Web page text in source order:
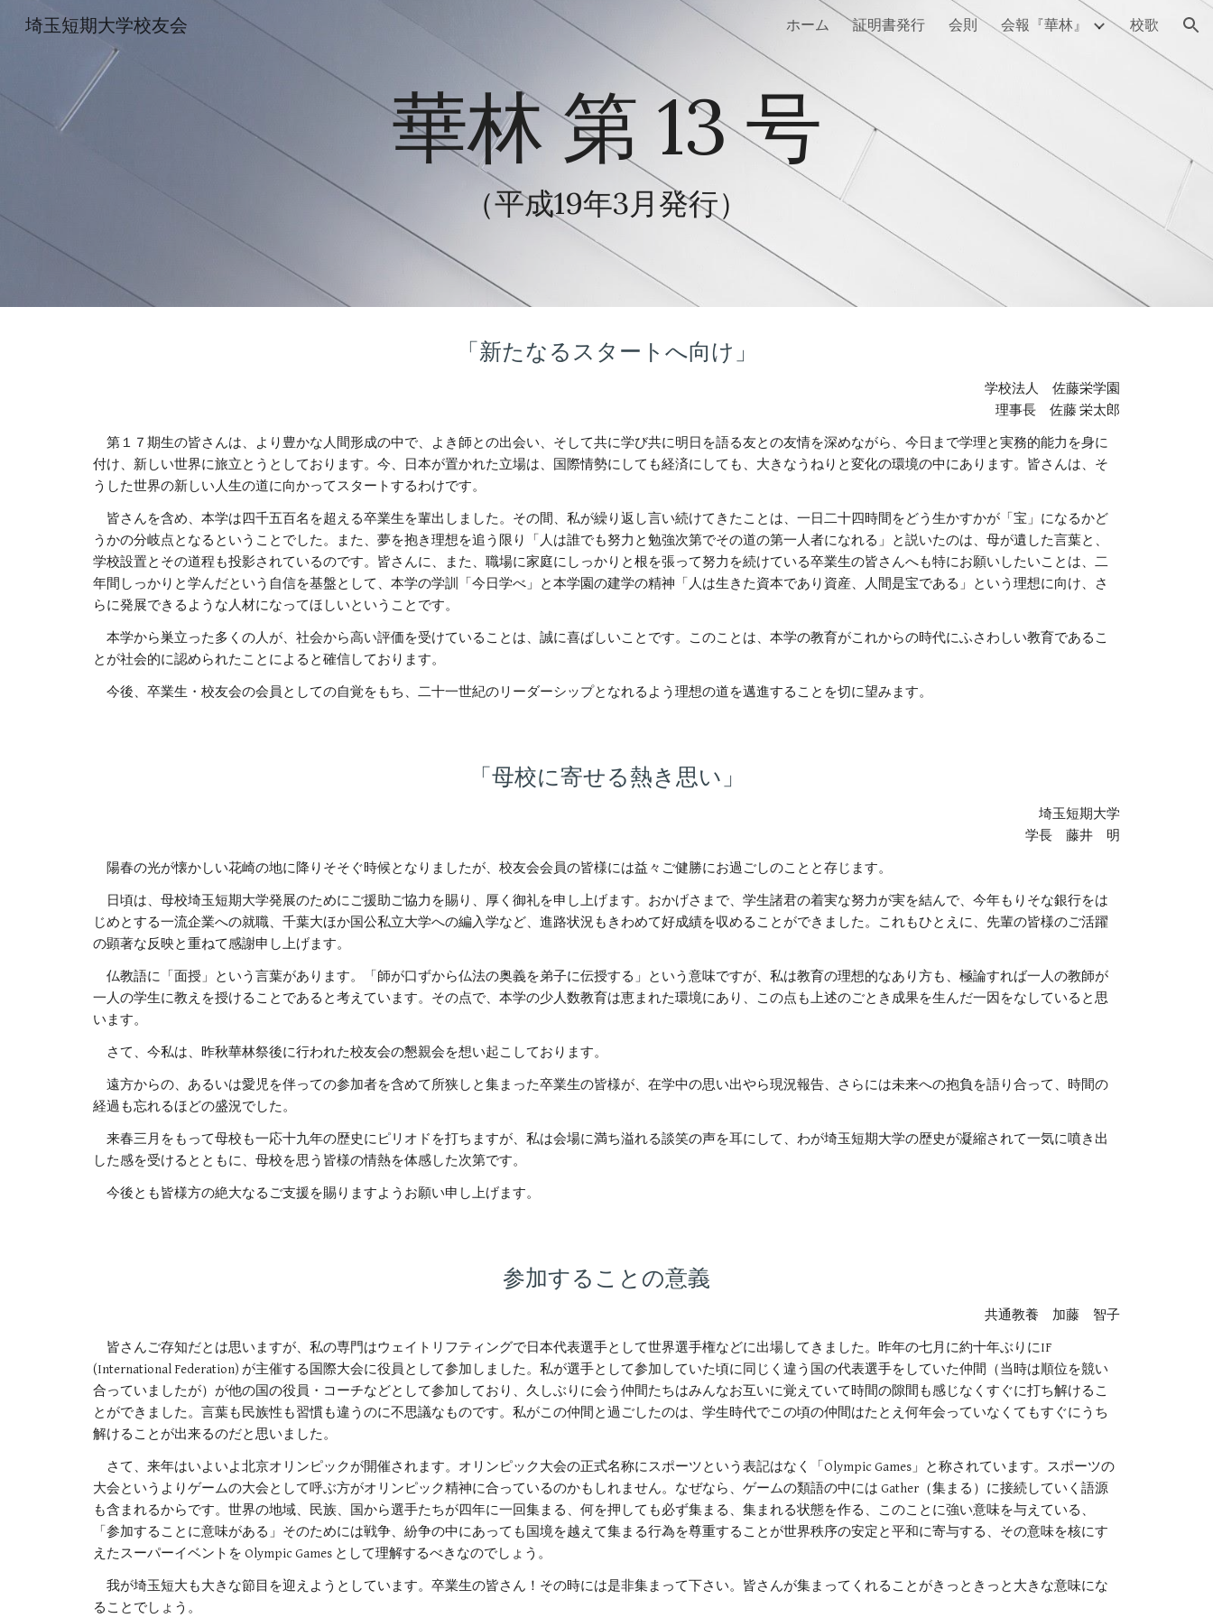
Skip to navigation
埼玉短期大学校友会 ホーム 証明書発行 会則 会報『華林』 校歌
華林 第 13 号
（平成19年3月発行）
「新たなるスタートへ向け」
学校法人　佐藤栄学園
理事長　佐藤 栄太郎
第１７期生の皆さんは、より豊かな人間形成の中で、よき師との出会い、そして共に学び共に明日を語る友との友情を深めながら、今日まで学理と実務的能力を身に
付け、新しい世界に旅立とうとしております。今、日本が置かれた立場は、国際情勢にしても経済にしても、大きなうねりと変化の環境の中にあります。皆さんは、そ
うした世界の新しい人生の道に向かってスタートするわけです。
皆さんを含め、本学は四千五百名を超える卒業生を輩出しました。その間、私が繰り返し言い続けてきたことは、一日二十四時間をどう生かすかが「宝」になるかど
うかの分岐点となるということでした。また、夢を抱き理想を追う限り「人は誰でも努力と勉強次第でその道の第一人者になれる」と説いたのは、母が遺した言葉と、
学校設置とその道程も投影されているのです。皆さんに、また、職場に家庭にしっかりと根を張って努力を続けている卒業生の皆さんへも特にお願いしたいことは、二
年間しっかりと学んだという自信を基盤として、本学の学訓「今日学べ」と本学園の建学の精神「人は生きた資本であり資産、人間是宝である」という理想に向け、さ
らに発展できるような人材になってほしいということです。
本学から巣立った多くの人が、社会から高い評価を受けていることは、誠に喜ばしいことです。このことは、本学の教育がこれからの時代にふさわしい教育であるこ
とが社会的に認められたことによると確信しております。
今後、卒業生・校友会の会員としての自覚をもち、二十一世紀のリーダーシップとなれるよう理想の道を邁進することを切に望みます。
「母校に寄せる熱き思い」
埼玉短期大学
学長　藤井　明
陽春の光が懐かしい花崎の地に降りそそぐ時候となりましたが、校友会会員の皆様には益々ご健勝にお過ごしのことと存じます。
日頃は、母校埼玉短期大学発展のためにご援助ご協力を賜り、厚く御礼を申し上げます。おかげさまで、学生諸君の着実な努力が実を結んで、今年もりそな銀行をは
じめとする一流企業への就職、千葉大ほか国公私立大学への編入学など、進路状況もきわめて好成績を収めることができました。これもひとえに、先輩の皆様のご活躍
の顕著な反映と重ねて感謝申し上げます。
仏教語に「面授」という言葉があります。「師が口ずから仏法の奥義を弟子に伝授する」という意味ですが、私は教育の理想的なあり方も、極論すれば一人の教師が
一人の学生に教えを授けることであると考えています。その点で、本学の少人数教育は恵まれた環境にあり、この点も上述のごとき成果を生んだ一因をなしていると思
います。
さて、今私は、昨秋華林祭後に行われた校友会の懇親会を想い起こしております。
遠方からの、あるいは愛児を伴っての参加者を含めて所狭しと集まった卒業生の皆様が、在学中の思い出やら現況報告、さらには未来への抱負を語り合って、時間の
経過も忘れるほどの盛況でした。
来春三月をもって母校も一応十九年の歴史にピリオドを打ちますが、私は会場に満ち溢れる談笑の声を耳にして、わが埼玉短期大学の歴史が凝縮されて一気に噴き出
した感を受けるとともに、母校を思う皆様の情熱を体感した次第です。
今後とも皆様方の絶大なるご支援を賜りますようお願い申し上げます。
参加することの意義
共通教養　加藤　智子
皆さんご存知だとは思いますが、私の専門はウェイトリフティングで日本代表選手として世界選手権などに出場してきました。昨年の七月に約十年ぶりにIF
(International Federation) が主催する国際大会に役員として参加しました。私が選手として参加していた頃に同じく違う国の代表選手をしていた仲間（当時は順位を競い
合っていましたが）が他の国の役員・コーチなどとして参加しており、久しぶりに会う仲間たちはみんなお互いに覚えていて時間の隙間も感じなくすぐに打ち解けるこ
とができました。言葉も民族性も習慣も違うのに不思議なものです。私がこの仲間と過ごしたのは、学生時代でこの頃の仲間はたとえ何年会っていなくてもすぐにうち
解けることが出来るのだと思いました。
さて、来年はいよいよ北京オリンピックが開催されます。オリンピック大会の正式名称にスポーツという表記はなく「Olympic Games」と称されています。スポーツの
大会というよりゲームの大会として呼ぶ方がオリンピック精神に合っているのかもしれません。なぜなら、ゲームの類語の中には Gather（集まる）に接続していく語源
も含まれるからです。世界の地域、民族、国から選手たちが四年に一回集まる、何を押しても必ず集まる、集まれる状態を作る、このことに強い意味を与えている、
「参加することに意味がある」そのためには戦争、紛争の中にあっても国境を越えて集まる行為を尊重することが世界秩序の安定と平和に寄与する、その意味を核にす
えたスーパーイベントを Olympic Games として理解するべきなのでしょう。
我が埼玉短大も大きな節目を迎えようとしています。卒業生の皆さん！その時には是非集まって下さい。皆さんが集まってくれることがきっときっと大きな意味にな
ることでしょう。